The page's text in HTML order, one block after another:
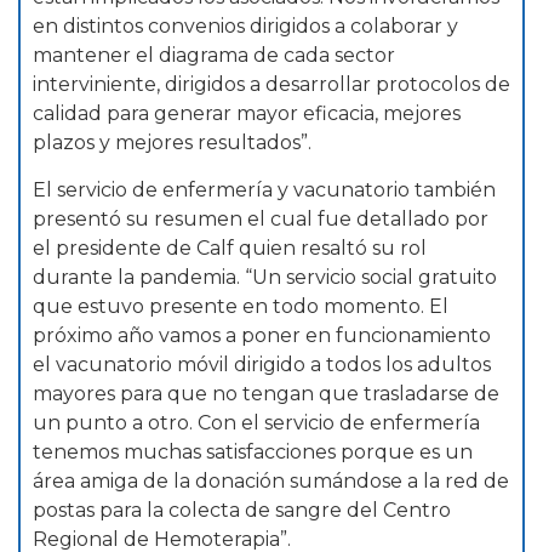
en distintos convenios dirigidos a colaborar y
mantener el diagrama de cada sector
interviniente, dirigidos a desarrollar protocolos de
calidad para generar mayor eficacia, mejores
plazos y mejores resultados”.
El servicio de enfermería y vacunatorio también
presentó su resumen el cual fue detallado por
el presidente de Calf quien resaltó su rol
durante la pandemia. “Un servicio social gratuito
que estuvo presente en todo momento. El
próximo año vamos a poner en funcionamiento
el vacunatorio móvil dirigido a todos los adultos
mayores para que no tengan que trasladarse de
un punto a otro. Con el servicio de enfermería
tenemos muchas satisfacciones porque es un
área amiga de la donación sumándose a la red de
postas para la colecta de sangre del Centro
Regional de Hemoterapia”.